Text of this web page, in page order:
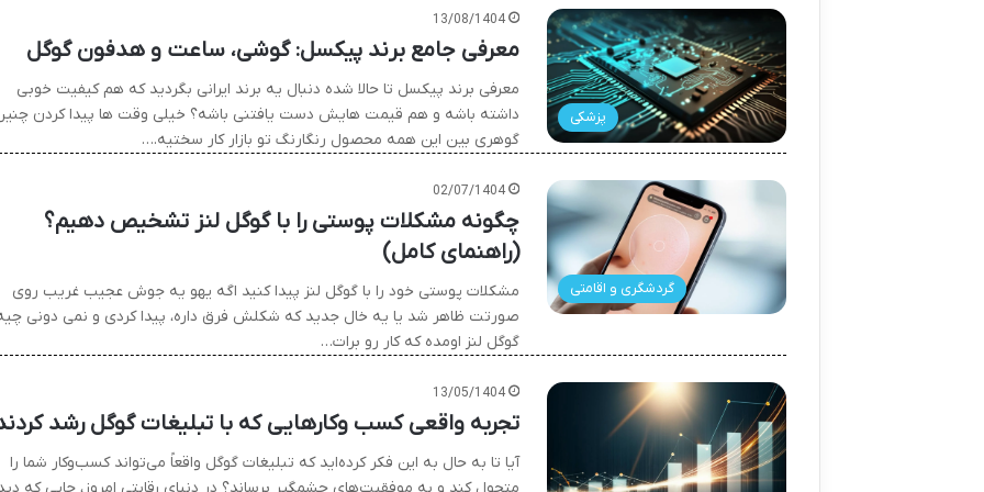
پزشکی
13/08/1404
معرفی جامع برند پیکسل: گوشی، ساعت و هدفون گوگل
معرفی برند پیکسل تا حالا شده دنبال یه برند ایرانی بگردید که هم کیفیت خوبی
داشته باشه و هم قیمت هایش دست یافتنی باشه؟ خیلی وقت ها پیدا کردن
گوهری بین این همه محصول رنگارنگ تو بازار کار سختیه.…
گردشگری و اقامتی
02/07/1404
چگونه مشکلات پوستی را با گوگل لنز تشخیص دهیم؟
(راهنمای کامل)
مشکلات پوستی خود را با گوگل لنز پیدا کنید اگه یهو یه جوش عجیب غریب روی
صورتت ظاهر شد یا یه خال جدید که شکلش فرق داره، پیدا کردی و نمی دونی
گوگل لنز اومده که کار رو برات…
13/05/1404
تجربه واقعی کسب وکارهایی که با تبلیغات گوگل رشد
آیا تا به حال به این فکر کرده‌اید که تبلیغات گوگل واقعاً می‌تواند کسب‌وکار شما را